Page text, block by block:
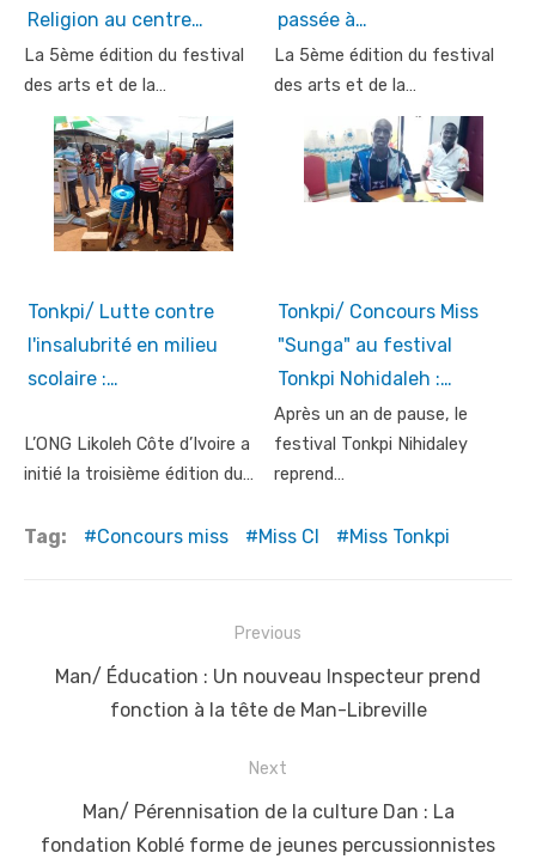
Religion au centre…
La 5ème édition du festival
des arts et de la…
passée à…
La 5ème édition du festival
des arts et de la…
Tonkpi/ Lutte contre
l'insalubrité en milieu
scolaire :…
L’ONG Likoleh Côte d’Ivoire a
initié la troisième édition du…
Tonkpi/ Concours Miss
"Sunga" au festival
Tonkpi Nohidaleh :…
Après un an de pause, le
festival Tonkpi Nihidaley
reprend…
Tag: Concours miss Miss CI Miss Tonkpi
navigation
Previous
Previous
Man/ Éducation : Un nouveau Inspecteur prend
fonction à la tête de Man-Libreville
Next
post:
Man/ Pérennisation de la culture Dan : La
fondation Koblé forme de jeunes percussionnistes